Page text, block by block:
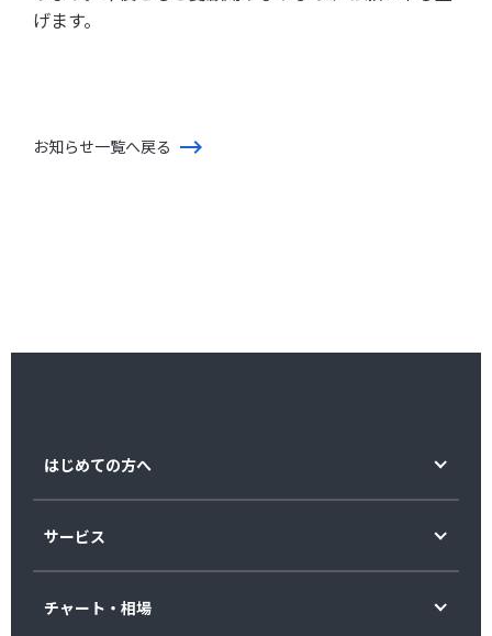
げます。
お知らせ一覧へ戻る
はじめての方へ
サービス
チャート・相場